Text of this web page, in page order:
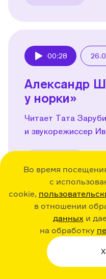
Во время
с
cookie,
в отношении
данных и
на обработку
00:28
Александр
у норки»
Читает Тата
и звукорежиссер
Play
00:42
Марина
зиму»